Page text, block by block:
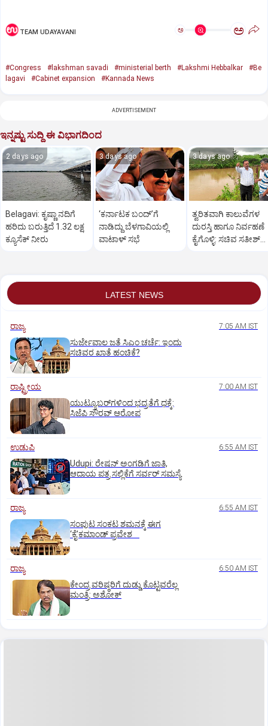
TEAM UDAYAVANI ಅ ಅ
#Congress #lakshman savadi #ministerial berth #Lakshmi Hebbalkar
#Be
lagavi
#Cabinet expansion #Kannada News
ADVERTISEMENT
ಇನ್ನಷ್ಟು ಸುದ್ದಿ ಈ ವಿಭಾಗದಿಂದ
2 days ago
Belagavi: ಕೃಷ್ಣಾ ನದಿಗೆ
ಹರಿದು ಬರುತ್ತಿದೆ 1.32 ಲಕ್ಷ
ಕ್ಯೂಸೆಕ್ ನೀರು
3 days ago
‘ಕರ್ನಾಟಕ ಬಂದ್‌’ಗೆ
ನಾಡಿದ್ದು ಬೆಳಗಾವಿಯಲ್ಲಿ
ವಾಟಾಳ್ ಸಭೆ
3 days ago
ತ್ವರಿತವಾಗಿ ಕಾಲುವೆಗಳ
ದುರಸ್ತಿ ಹಾಗೂ ನಿರ್ವಹಣೆ
ಕೈಗೊಳ್ಳಿ: ಸಚಿವ ಸತೀಶ್‌
LATEST NEWS
ರಾಜ್ಯ 7:05 AM IST
ಸುರ್ಜೇವಾಲ ಜತೆ ಸಿಎಂ ಚರ್ಚೆ: ಇಂದು
ಸಚಿವರ ಖಾತೆ ಹಂಚಿಕೆ?
ರಾಷ್ಟ್ರೀಯ 7:00 AM IST
ಯುಟ್ಯೂಬರ್‌ಗಳಿಂದ ಭದ್ರತೆಗೆ ಧಕ್ಕೆ:
ಸಿಜೆಪಿ ಸೌರವ್‌ ಆರೋಪ
ಉಡುಪಿ 6:55 AM IST
Udupi: ರೇಷನ್‌ ಅಂಗಡಿಗೆ ಜಾತಿ,
ಆದಾಯ ಪತ್ರ ಸಲ್ಲಿಕೆಗೆ ಸರ್ವರ್‌ ಸಮಸ್ಯೆ
ರಾಜ್ಯ 6:55 AM IST
ಸಂಪುಟ ಸಂಕಟ ಶಮನಕ್ಕೆ ಈಗ
‘ಕೈ’ಕಮಾಂಡ್‌ ಪ್ರವೇಶ
ರಾಜ್ಯ 6:50 AM IST
ಕೇಂದ್ರ ವರಿಷ್ಠರಿಗೆ ದುಡ್ಡು ಕೊಟ್ಟವರೆಲ್ಲ
ಮಂತ್ರಿ: ಅಶೋಕ್